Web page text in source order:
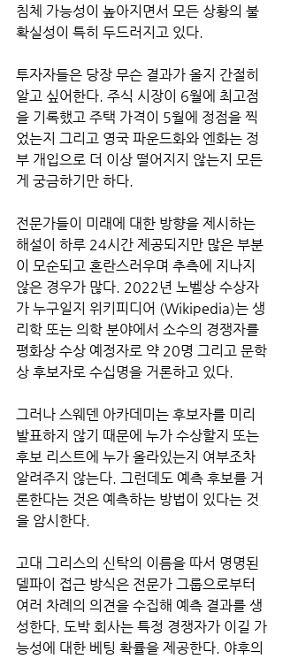
침체 가능성이 높아지면서 모든 상황의 불
확실성이 특히 두드러지고 있다.
투자자들은 당장 무슨 결과가 올지 간절히
알고 싶어한다. 주식 시장이 6월에 최고점
을 기록했고 주택 가격이 5월에 정점을 찍
었는지 그리고 영국 파운드화와 엔화는 정
부 개입으로 더 이상 떨어지지 않는지 모든
게 궁금하기만 하다.
전문가들이 미래에 대한 방향을 제시하는
해설이 하루 24시간 제공되지만 많은 부분
이 모순되고 혼란스러우며 추측에 지나지
않은 경우가 많다. 2022년 노벨상 수상자
가 누구일지 위키피디어 (Wikipedia)는 생
리학 또는 의학 분야에서 소수의 경쟁자를
평화상 수상 예정자로 약 20명 그리고 문학
상 후보자로 수십명을 거론하고 있다.
그러나 스웨덴 아카데미는 후보자를 미리
발표하지 않기 때문에 누가 수상할지 또는
후보 리스트에 누가 올라있는지 여부조차
알려주지 않는다. 그런데도 예측 후보를 거
론한다는 것은 예측하는 방법이 있다는 것
을 암시한다.
고대 그리스의 신탁의 이름을 따서 명명된
델파이 접근 방식은 전문가 그룹으로부터
여러 차례의 의견을 수집해 예측 결과를 생
성한다. 도박 회사는 특정 경쟁자가 이길 가
능성에 대한 베팅 확률을 제공한다. 야후의